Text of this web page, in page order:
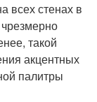
всех стенах в
такой
акцентных
палитры